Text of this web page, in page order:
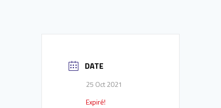
DATE
25 Oct 2021
Expiré!